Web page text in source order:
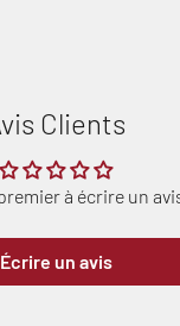
Clients
à écrire un
Écrire un avis